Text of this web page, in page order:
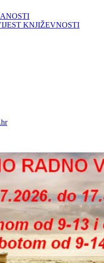
KNJIŽEVNOSTI